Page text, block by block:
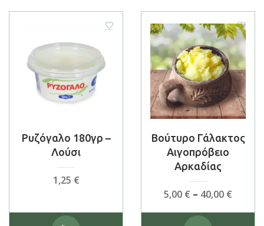
Ρυζόγαλο 180γρ –
Λούσι
1,25 €
Βούτυρο Γάλακτος
Αιγοπρόβειο
Αρκαδίας
5,00 € – 40,00 €